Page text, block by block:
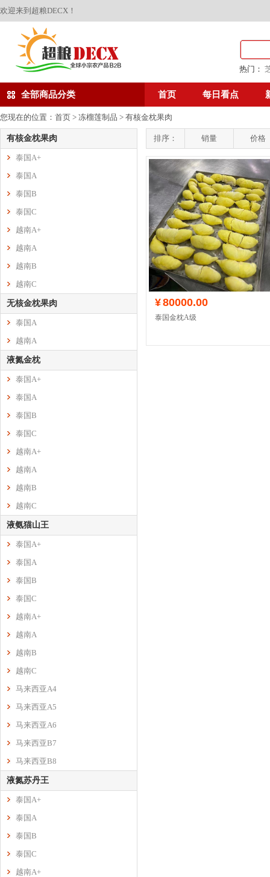
欢迎来到超粮DECX！
热门：
全部商品分类 首页 每日看点
您现在的位置： 首页 > 冻榴莲制品 > 有核金枕果肉
有核金枕果肉
泰国A+
泰国A
泰国B
泰国C
越南A+
越南A
越南B
越南C
无核金枕果肉
泰国A
越南A
液氮金枕
泰国A+
泰国A
泰国B
泰国C
越南A+
越南A
越南B
越南C
液氨猫山王
泰国A+
泰国A
泰国B
泰国C
越南A+
越南A
越南B
越南C
马来西亚A4
马来西亚A5
马来西亚A6
马来西亚B7
马来西亚B8
液氮苏丹王
泰国A+
泰国A
泰国B
泰国C
越南A+
排序： 销量 价格
¥80000.00
泰国金枕A级